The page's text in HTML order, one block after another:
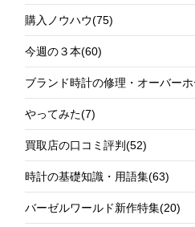
購入ノウハウ(75)
今週の３本(60)
ブランド時計の修理・オーバー
やってみた(7)
買取店の口コミ評判(52)
時計の基礎知識・用語集(63)
バーゼルワールド新作特集(20)